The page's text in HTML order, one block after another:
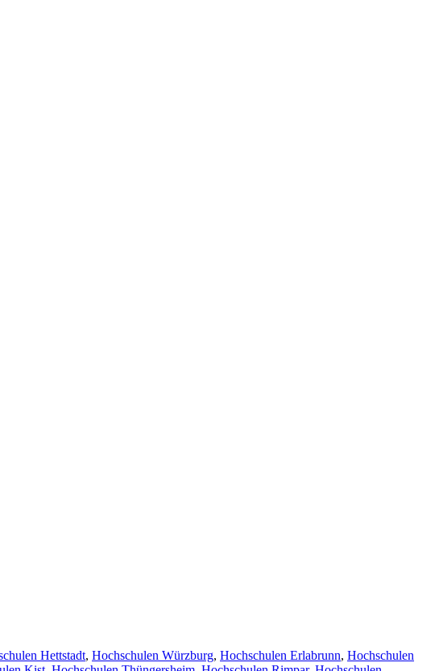
Hettstadt, Hochschulen Würzburg, Hochschulen Erlabrunn, Hochschulen